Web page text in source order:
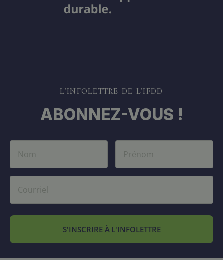
L’INFOLETTRE DE L’IFDD
ABONNEZ-VOUS !
S'INSCRIRE À L'INFOLETTRE